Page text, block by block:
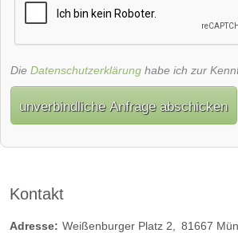
Die Datenschutzerklärung habe ich zur
unverbindliche Anfrage abschicken
Kontakt
Adresse: Weißenburger Platz 2 81667